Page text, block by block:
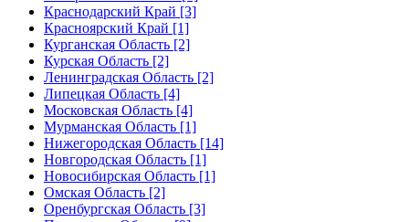
Краснодарский Край [3]
Красноярский Край [1]
Курганская Область [2]
Курская Область [2]
Ленинградская Область [2]
Липецкая Область [4]
Московская Область [4]
Мурманская Область [1]
Нижегородская Область [14]
Новгородская Область [1]
Новосибирская Область [1]
Омская Область [2]
Оренбургская Область [3]